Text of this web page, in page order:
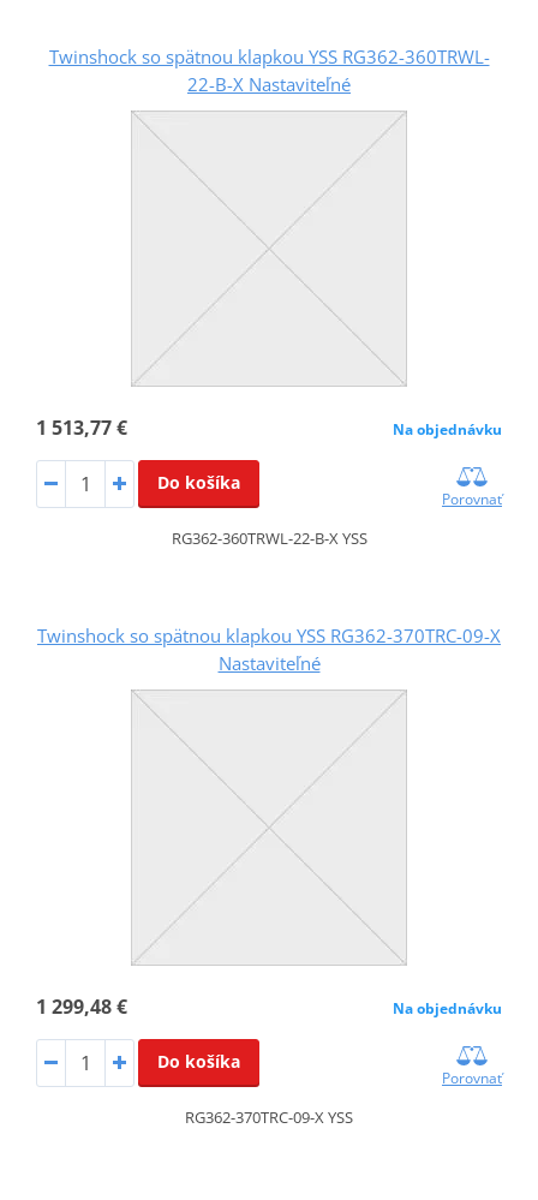
Twinshock so spätnou klapkou YSS RG362-360TRWL-
22-B-X Nastaviteľné
1 513,77 € Na objednávku
Do košíka
Porovnať
RG362-360TRWL-22-B-X YSS
Twinshock so spätnou klapkou YSS RG362-370TRC-09-X
Nastaviteľné
1 299,48 € Na objednávku
Do košíka
Porovnať
RG362-370TRC-09-X YSS